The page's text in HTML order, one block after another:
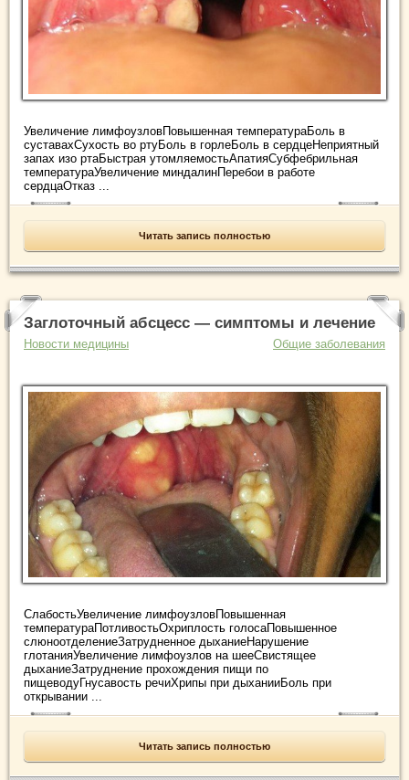
Увеличение лимфоузловПовышенная температураБоль в
суставахСухость во ртуБоль в горлеБоль в сердцеНеприятный
запах изо ртаБыстрая утомляемостьАпатияСубфебрильная
температураУвеличение миндалинПеребои в работе
сердцаОтказ ...
Читать запись полностью
Заглоточный абсцесс — симптомы и лечение
Новости медицины Общие заболевания
СлабостьУвеличение лимфоузловПовышенная
температураПотливостьОхриплость голосаПовышенное
слюноотделениеЗатрудненное дыханиеНарушение
глотанияУвеличение лимфоузлов на шееСвистящее
дыханиеЗатруднение прохождения пищи по
пищеводуГнусавость речиХрипы при дыханииБоль при
открывании ...
Читать запись полностью